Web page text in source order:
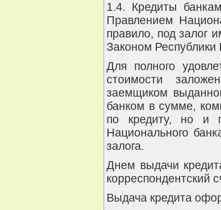
1.4. Кредиты
Правлением
правило, под залог
Законом Республики
Для полного
стоимости
заемщиком
банком в сумме,
по кредиту, но и
Национального
залога.
Днем выдачи
корреспондентский
Выдача кредита